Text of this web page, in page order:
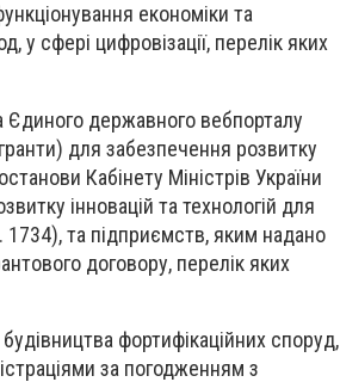
економіки та
у сфері цифровізації, перелік яких
Єдиного державного вебпорталу
для забезпечення розвитку
Кабінету Міністрів України
інновацій та технологій для
1734), та підприємств, яким надано
договору, перелік яких
фортифікаційних споруд,
за погодженням з